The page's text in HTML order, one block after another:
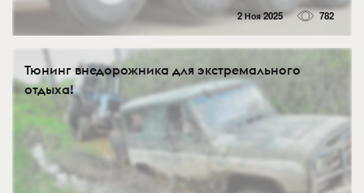
2 Ноя 2025 782
Тюнинг внедорожника для экстремального
отдыха!